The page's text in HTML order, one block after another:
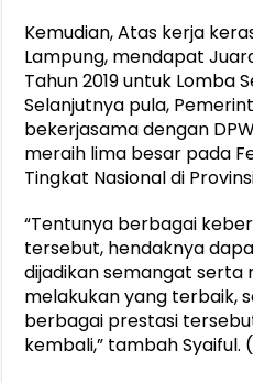
Kemudian, Atas kerja
Lampung, mendapat
Tahun 2019 untuk Lomba
Selanjutnya pula,
bekerjasama dengan
meraih lima besar pada
Tingkat Nasional di
“Tentunya berbagai
tersebut, hendaknya
dijadikan semangat serta
melakukan yang terbaik,
berbagai prestasi
kembali,” tambah Syaiful.